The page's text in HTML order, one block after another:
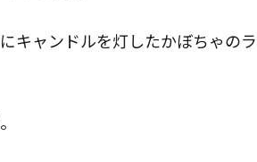
キャンドルを灯したかぼちゃのラ